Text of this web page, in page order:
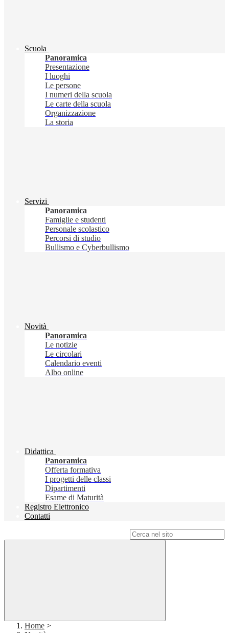
Scuola
Panoramica
Presentazione
I luoghi
Le persone
I numeri della scuola
Le carte della scuola
Organizzazione
La storia
Servizi
Panoramica
Famiglie e studenti
Personale scolastico
Percorsi di studio
Bullismo e Cyberbullismo
Novità
Panoramica
Le notizie
Le circolari
Calendario eventi
Albo online
Didattica
Panoramica
Offerta formativa
I progetti delle classi
Dipartimenti
Esame di Maturità
Registro Elettronico
Contatti
Home >